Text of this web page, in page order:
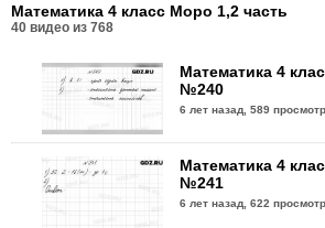
Математика 4 класс Моро 1,2 часть
40 видео из 768
Математика 4
№240
6 лет назад,589
Математика 4
№241
6 лет назад,622